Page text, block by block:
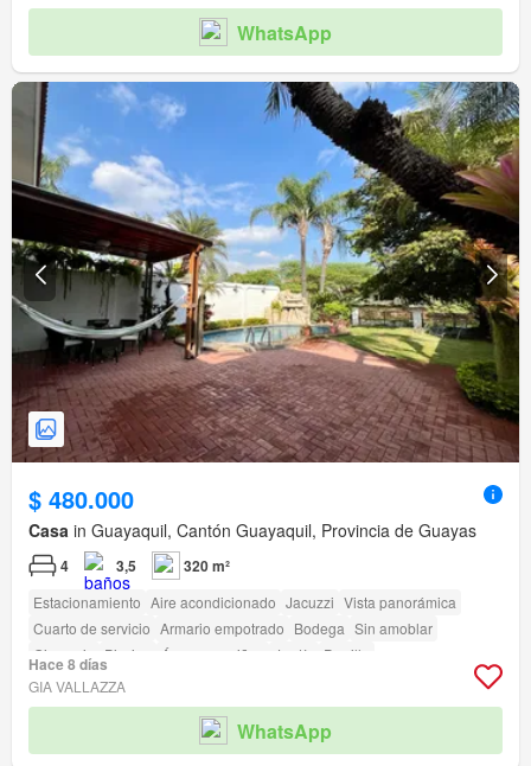
WhatsApp
$ 480.000
Casa in Guayaquil, Cantón Guayaquil, Provincia de Guayas
4 3,5 320 m²
Estacionamiento Aire acondicionado Jacuzzi Vista panorámica
Cuarto de servicio Armario empotrado Bodega Sin amoblar
Gimnasio
Piscina Área para niños Jardín
Parrilla
Garita de guardianía
Hace 8 días
GIA VALLAZZA
WhatsApp